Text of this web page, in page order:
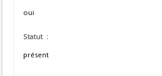
oui
Statut :
présent